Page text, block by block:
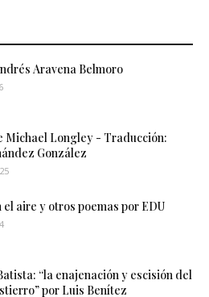
Aravena Belmoro
Michael Longley - Traducción:
González
aire y otros poemas por EDU
“la enajenación y escisión del
por Luis Benítez